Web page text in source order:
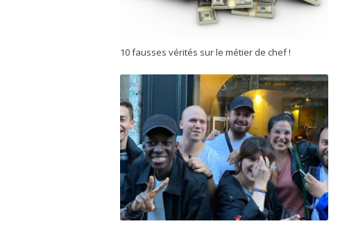
10 fausses vérités sur le métier de chef !